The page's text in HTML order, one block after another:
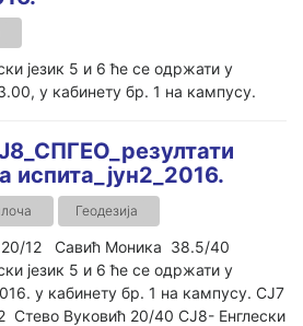
језик 5 и 6 ће се одржати у
у кабинету бр. 1 на кампусу.
испита_јун2_2016.
Геодезија
20/12 Савић Моника 38.5/40
језик 5 и 6 ће се одржати у
у кабинету бр. 1 на кампусу. СЈ7
Стево Вуковић 20/40 СЈ8- Енглески